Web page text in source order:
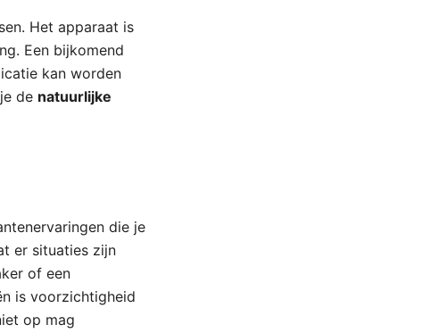
Het apparaat is
Een bijkomend
kan worden
de natuurlijke
die je
er situaties zijn
of een
is voorzichtigheid
op mag